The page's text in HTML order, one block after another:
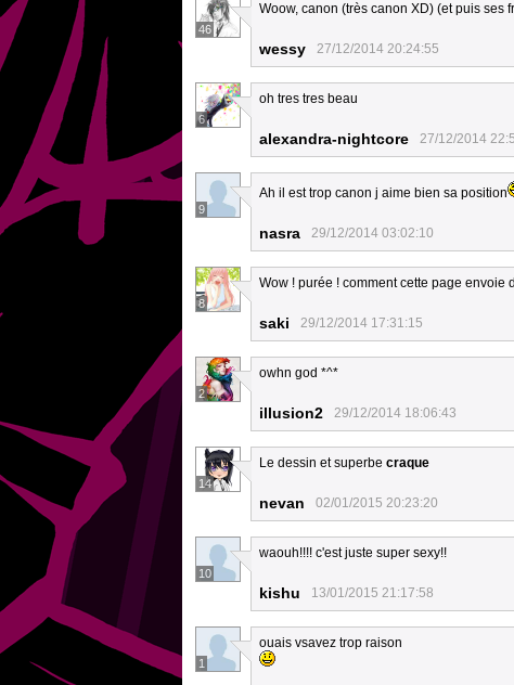
46
Woow, canon (très canon XD) (et puis ses
wessy 27/12/2014 20:24:55
6
oh tres tres beau
alexandra-nightcore 27/12/2014
9
Ah il est trop canon j aime bien sa position
nasra 29/12/2014 03:02:10
8
Wow ! purée ! comment cette page
saki 29/12/2014 17:31:15
2
owhn god *^*
illusion2 29/12/2014 18:06:43
14
Le dessin et superbe craque
nevan 02/01/2015 20:23:20
10
waouh!!!! c'est juste super sexy!!
kishu 13/01/2015 21:17:58
1
ouais vsavez trop raison